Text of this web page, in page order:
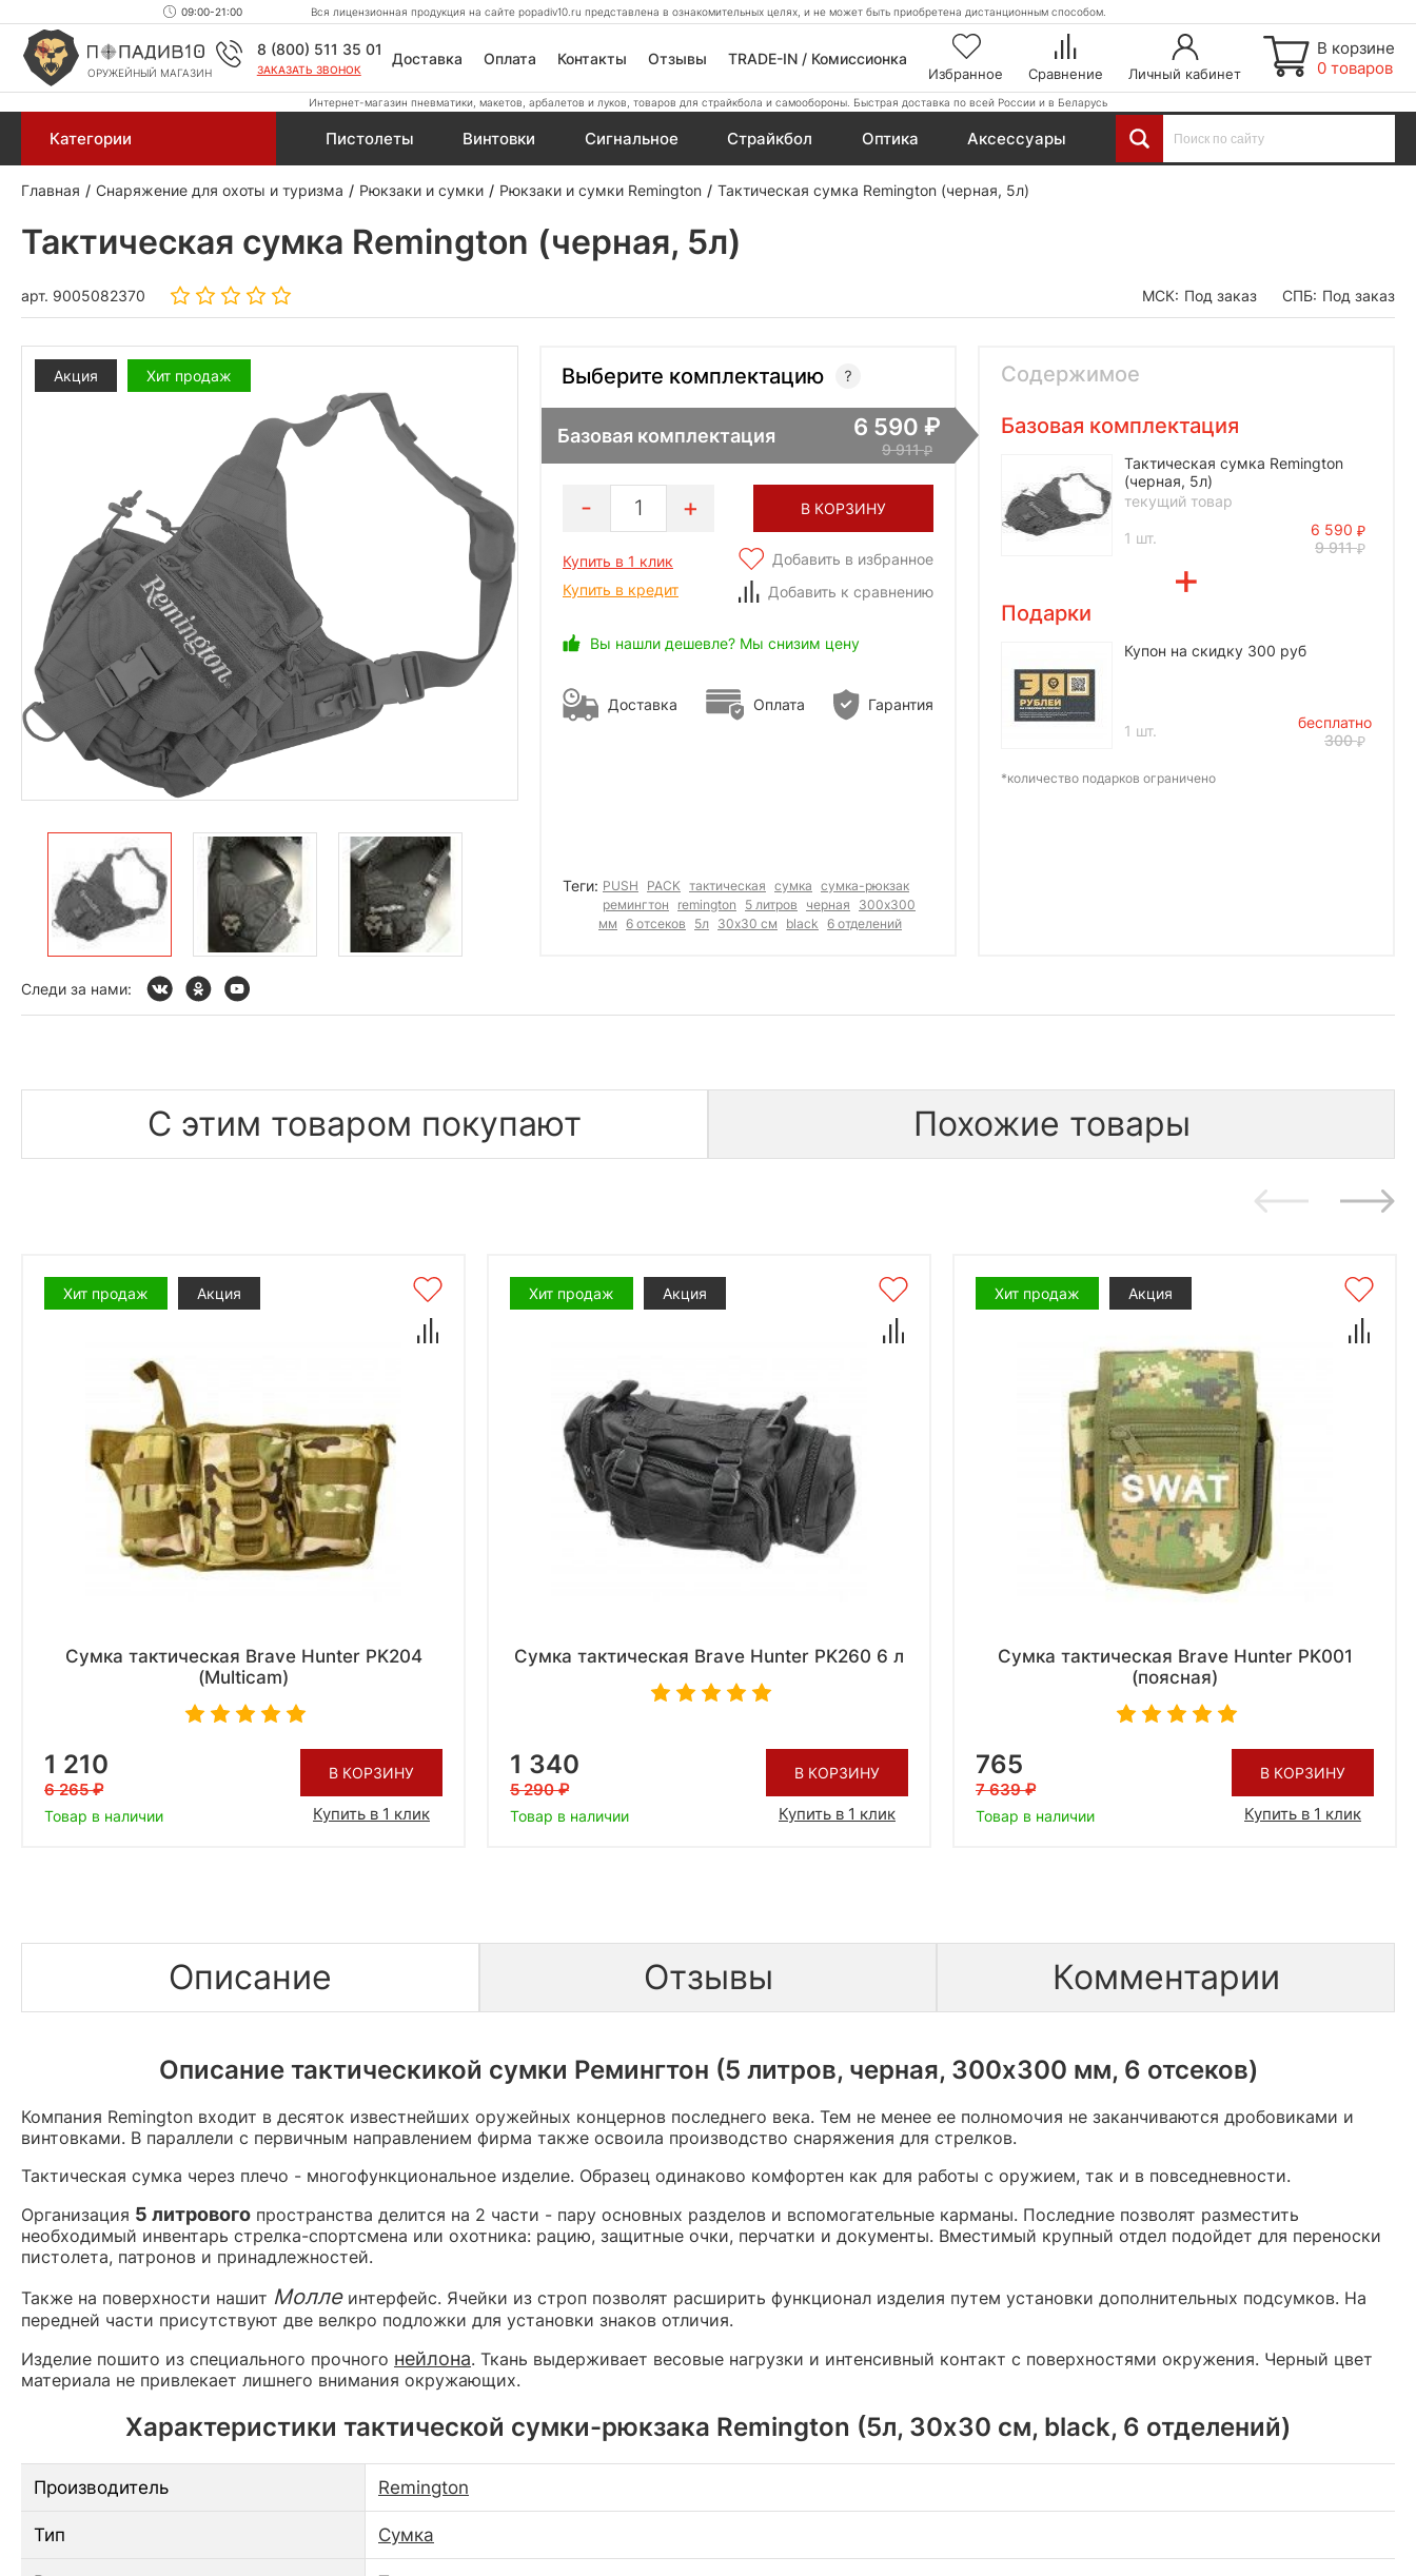
09:00-21:00 Вся лицензионная продукция на сайте popadiv10.ru представлена в ознакомительных целях, и не может быть приобретена дистанционным способом.
ОРУЖЕЙНЫЙ МАГАЗИН
8 (800) 511 35 01
ЗАКАЗАТЬ ЗВОНОК
Доставка Оплата Контакты Отзывы TRADE-IN / Комиссионка
Избранное Сравнение Личный кабинет
В корзине
0 товаров
Интернет-магазин пневматики, макетов, арбалетов и луков, товаров для страйкбола и самообороны. Быстрая доставка по всей России и в Беларусь
Категории Пистолеты Винтовки Сигнальное Страйкбол Оптика Аксессуары
Главная Снаряжение для охоты и туризма Рюкзаки и сумки Рюкзаки и сумки Remington Тактическая сумка Remington (черная, 5л)
Тактическая сумка Remington (черная, 5л)
арт. 9005082370 МСК: Под заказ СПБ: Под заказ
Акция Хит продаж Выберите комплектацию
Базовая комплектация 6 590
9 911
1 В КОРЗИНУ
Купить в 1 клик
Купить в кредит
Добавить в избранное
Добавить к сравнению
Вы нашли дешевле? Мы снизим цену
Доставка Оплата Гарантия
Теги: PUSH PACK тактическая сумка сумка-рюкзак
ремингтон
remington 5 литров черная
300х300
мм 6 отсеков 5л 30х30 см black 6 отделений
Содержимое
Базовая комплектация
Тактическая сумка Remington
(черная, 5л)
текущий товар
1 шт.
6 590
9 911
Подарки
Купон на скидку 300 руб
1 шт.
бесплатно
300
*количество подарков ограничено
Следи за нами:
С этим товаром покупают Похожие товары
Хит продаж Акция
Сумка тактическая Brave Hunter PK204
(Multicam)
1 210
6 265
Товар в наличии
В КОРЗИНУ
Купить в 1 клик
Хит продаж Акция
Сумка тактическая Brave Hunter PK260 6 л
1 340
5 290
Товар в наличии
В КОРЗИНУ
Купить в 1 клик
Хит продаж Акция
Сумка тактическая Brave Hunter PK001
(поясная)
765
7 639
Товар в наличии
В КОРЗИНУ
Купить в 1 клик
Описание Отзывы Комментарии
Описание тактическикой сумки Ремингтон (5 литров, черная, 300х300 мм, 6 отсеков)
Компания Remington входит в десяток известнейших оружейных концернов последнего века. Тем не менее ее полномочия не заканчиваются дробовиками и
винтовками. В параллели с первичным направлением фирма также освоила производство снаряжения для стрелков.
Тактическая сумка через плечо - многофункциональное изделие. Образец одинаково комфортен как для работы с оружием, так и в повседневности.
Организация 5 литрового пространства делится на 2 части - пару основных разделов и вспомогательные карманы. Последние позволят разместить
необходимый инвентарь стрелка-спортсмена или охотника: рацию, защитные очки, перчатки и документы. Вместимый крупный отдел подойдет для переноски
пистолета, патронов и принадлежностей.
Также на поверхности нашит Моллеинтерфейс. Ячейки из строп позволят расширить функционал изделия путем установки дополнительных подсумков. На
передней части присутствуют две велкро подложки для установки знаков отличия.
Изделие пошито из специального прочного нейлона. Ткань выдерживает весовые нагрузки и интенсивный контакт с поверхностями окружения. Черный цвет
материала не привлекает лишнего внимания окружающих.
Характеристики тактической сумки-рюкзака Remington (5л, 30х30 см, black, 6 отделений)
Производитель Remington
Тип Сумка